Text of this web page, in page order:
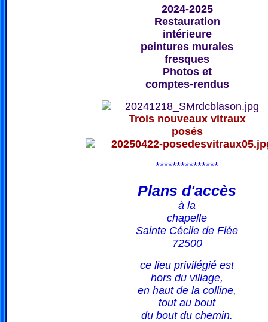
2024-2025
Restauration
intérieure
peintures murales
fresques
Photos et
comptes-rendus
Trois nouveaux vitraux
posés
***************
Plans d'accès
à la
chapelle
Sainte Cécile de Flée
72500
ce lieu privilégié est
hors du village,
en haut de la colline,
tout au bout
du bout du chemin.